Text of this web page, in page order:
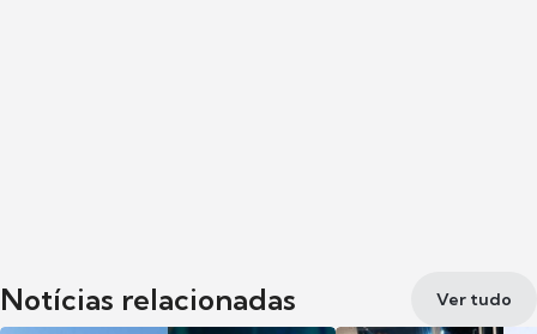
Notícias relacionadas Ver tudo